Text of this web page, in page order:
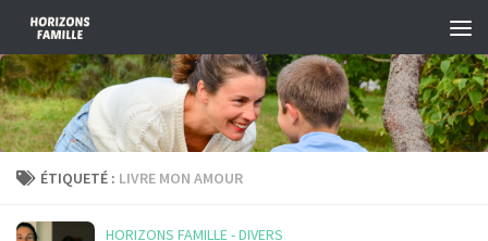
Skip to content
ÉTIQUETÉ : LIVRE MON AMOUR
HORIZONS FAMILLE - DIVERS